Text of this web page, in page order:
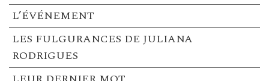
L’ÉVÉNEMENT
LES FULGURANCES DE JULIANA
RODRIGUES